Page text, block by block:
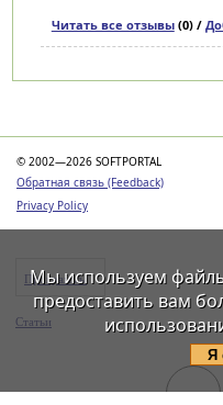
Читать все отзывы(0) /
© 2002—2026 SOFTPORTAL
Обратная связь (Feedback)
Privacy Policy
Программы
Статьи
Мы используем
предоставить вам